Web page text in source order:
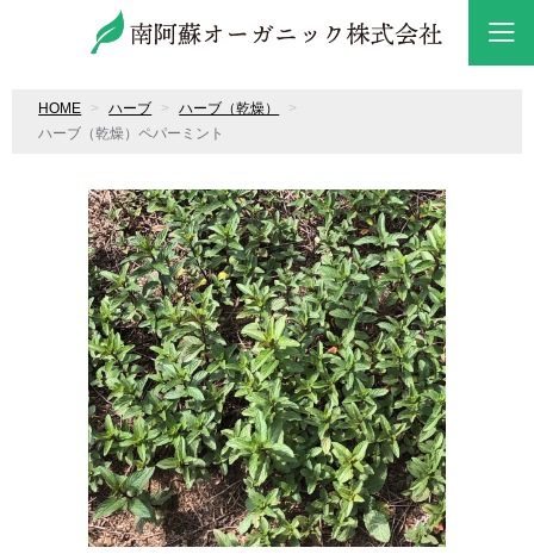
HOME ハーブ
ハーブ（乾燥）
ハーブ（乾燥）ペパーミント